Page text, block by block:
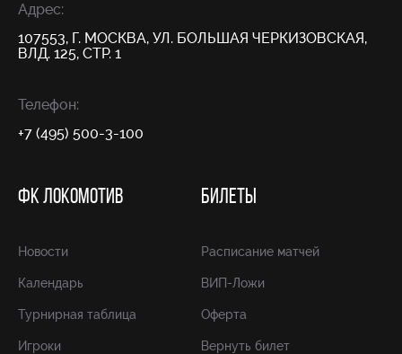
Адрес:
107553, Г. МОСКВА, УЛ. БОЛЬШАЯ ЧЕРКИЗОВСКАЯ,
ВЛД. 125, СТР. 1
Телефон:
+7 (495) 500-3-100
ФК ЛОКОМОТИВ
Новости
Календарь
Турнирная таблица
Игроки
БИЛЕТЫ
Расписание матчей
ВИП-Ложи
Оферта
Вернуть билет